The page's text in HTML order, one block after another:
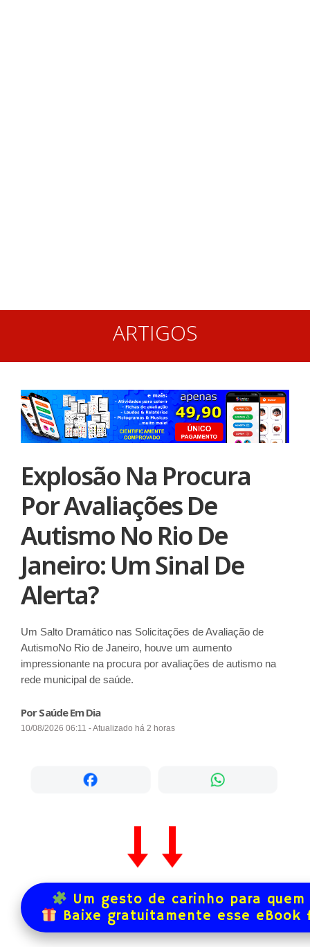
ARTIGOS
Explosão Na Procura
Por Avaliações De
Autismo No Rio De
Janeiro: Um Sinal De
Alerta?
Um Salto Dramático nas Solicitações de Avaliação de
AutismoNo Rio de Janeiro, houve um aumento
impressionante na procura por avaliações de autismo na
rede municipal de saúde.
Por Saúde Em Dia
10/08/2026 06:11 - Atualizado há 2 horas
Um gesto de carinho para
Baixe gratuitamente esse